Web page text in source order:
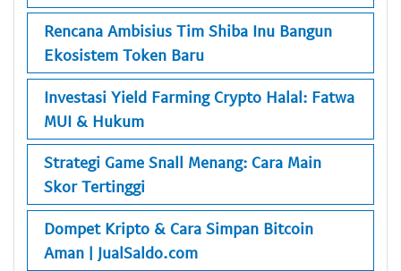
Rencana Ambisius Tim Shiba Inu Bangun
Ekosistem Token Baru
Investasi Yield Farming Crypto Halal: Fatwa
MUI & Hukum
Strategi Game Snall Menang: Cara Main
Skor Tertinggi
Dompet Kripto & Cara Simpan Bitcoin
Aman | JualSaldo.com